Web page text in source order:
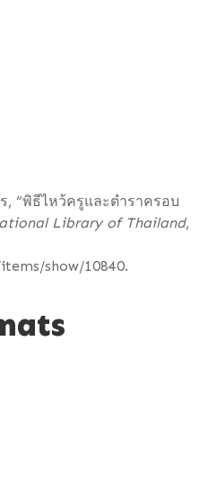
“พิธีไหว้ครูและตำราครอบ
Library of Thailand,
show/10840.